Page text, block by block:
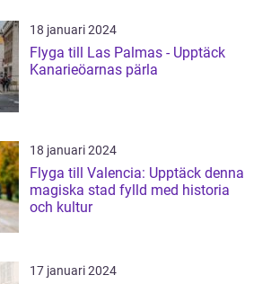
18 januari 2024
Flyga till Las Palmas - Upptäck
Kanarieöarnas pärla
18 januari 2024
Flyga till Valencia: Upptäck denna
magiska stad fylld med historia
och kultur
17 januari 2024